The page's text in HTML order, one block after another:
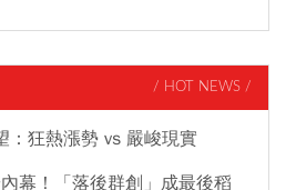
/ HOT NEWS /
：狂熱漲勢 vs 嚴峻現實
幕！「落後群創」成最後稻